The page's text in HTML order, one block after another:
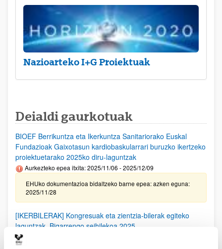
Nazioarteko I+G Proiektuak
Deialdi gaurkotuak
BIOEF Berrikuntza eta Ikerkuntza Sanitariorako Euskal
Fundazioak Gaixotasun kardiobaskularrari buruzko ikertzeko
proiektuetarako 2025ko diru-laguntzak
Aurkezteko epea itxita: 2025/11/06 - 2025/12/09
EHUko dokumentazioa bidaltzeko barne epea: azken eguna:
2025/11/28
[IKERBILERAK] Kongresuak eta zientzia-bilerak egiteko
laguntzak. Bigarrengo seihilekoa 2025
2025/09/25)